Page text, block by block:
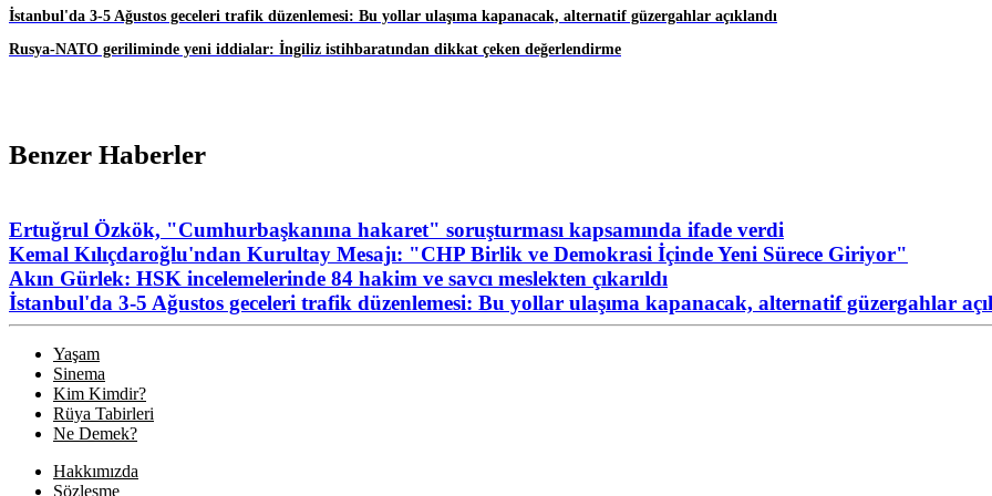
İstanbul'da 3-5 Ağustos geceleri trafik düzenlemesi: Bu yollar ulaşıma kapanacak, alternatif güzergahlar açıklandı
Rusya-NATO geriliminde yeni iddialar: İngiliz istihbaratından dikkat çeken değerlendirme
Benzer Haberler
Ertuğrul Özkök, "Cumhurbaşkanına hakaret" soruşturması kapsamında ifade verdi
Kemal Kılıçdaroğlu'ndan Kurultay Mesajı: "CHP Birlik ve Demokrasi İçinde Yeni Sürece Giriyor"
Akın Gürlek: HSK incelemelerinde 84 hakim ve savcı meslekten çıkarıldı
İstanbul'da 3-5 Ağustos geceleri trafik düzenlemesi: Bu yollar ulaşıma kapanacak, alternatif güzergahlar
Yaşam
Sinema
Kim Kimdir?
Rüya Tabirleri
Ne Demek?
Hakkımızda
Sözleşme